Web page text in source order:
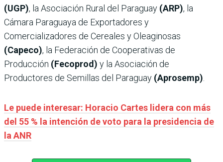
(UGP), la Asociación Rural del Paraguay (ARP), la
Cámara Paraguaya de Exportadores y
Comercializadores de Cereales y Oleaginosas
(Capeco), la Federación de Cooperativas de
Producción (Fecoprod) y la Asociación de
Productores de Semillas del Paraguay (Aprosemp)
Le puede interesar: Horacio Cartes lidera con más
del 55 % la intención de voto para la presidencia de
la ANR